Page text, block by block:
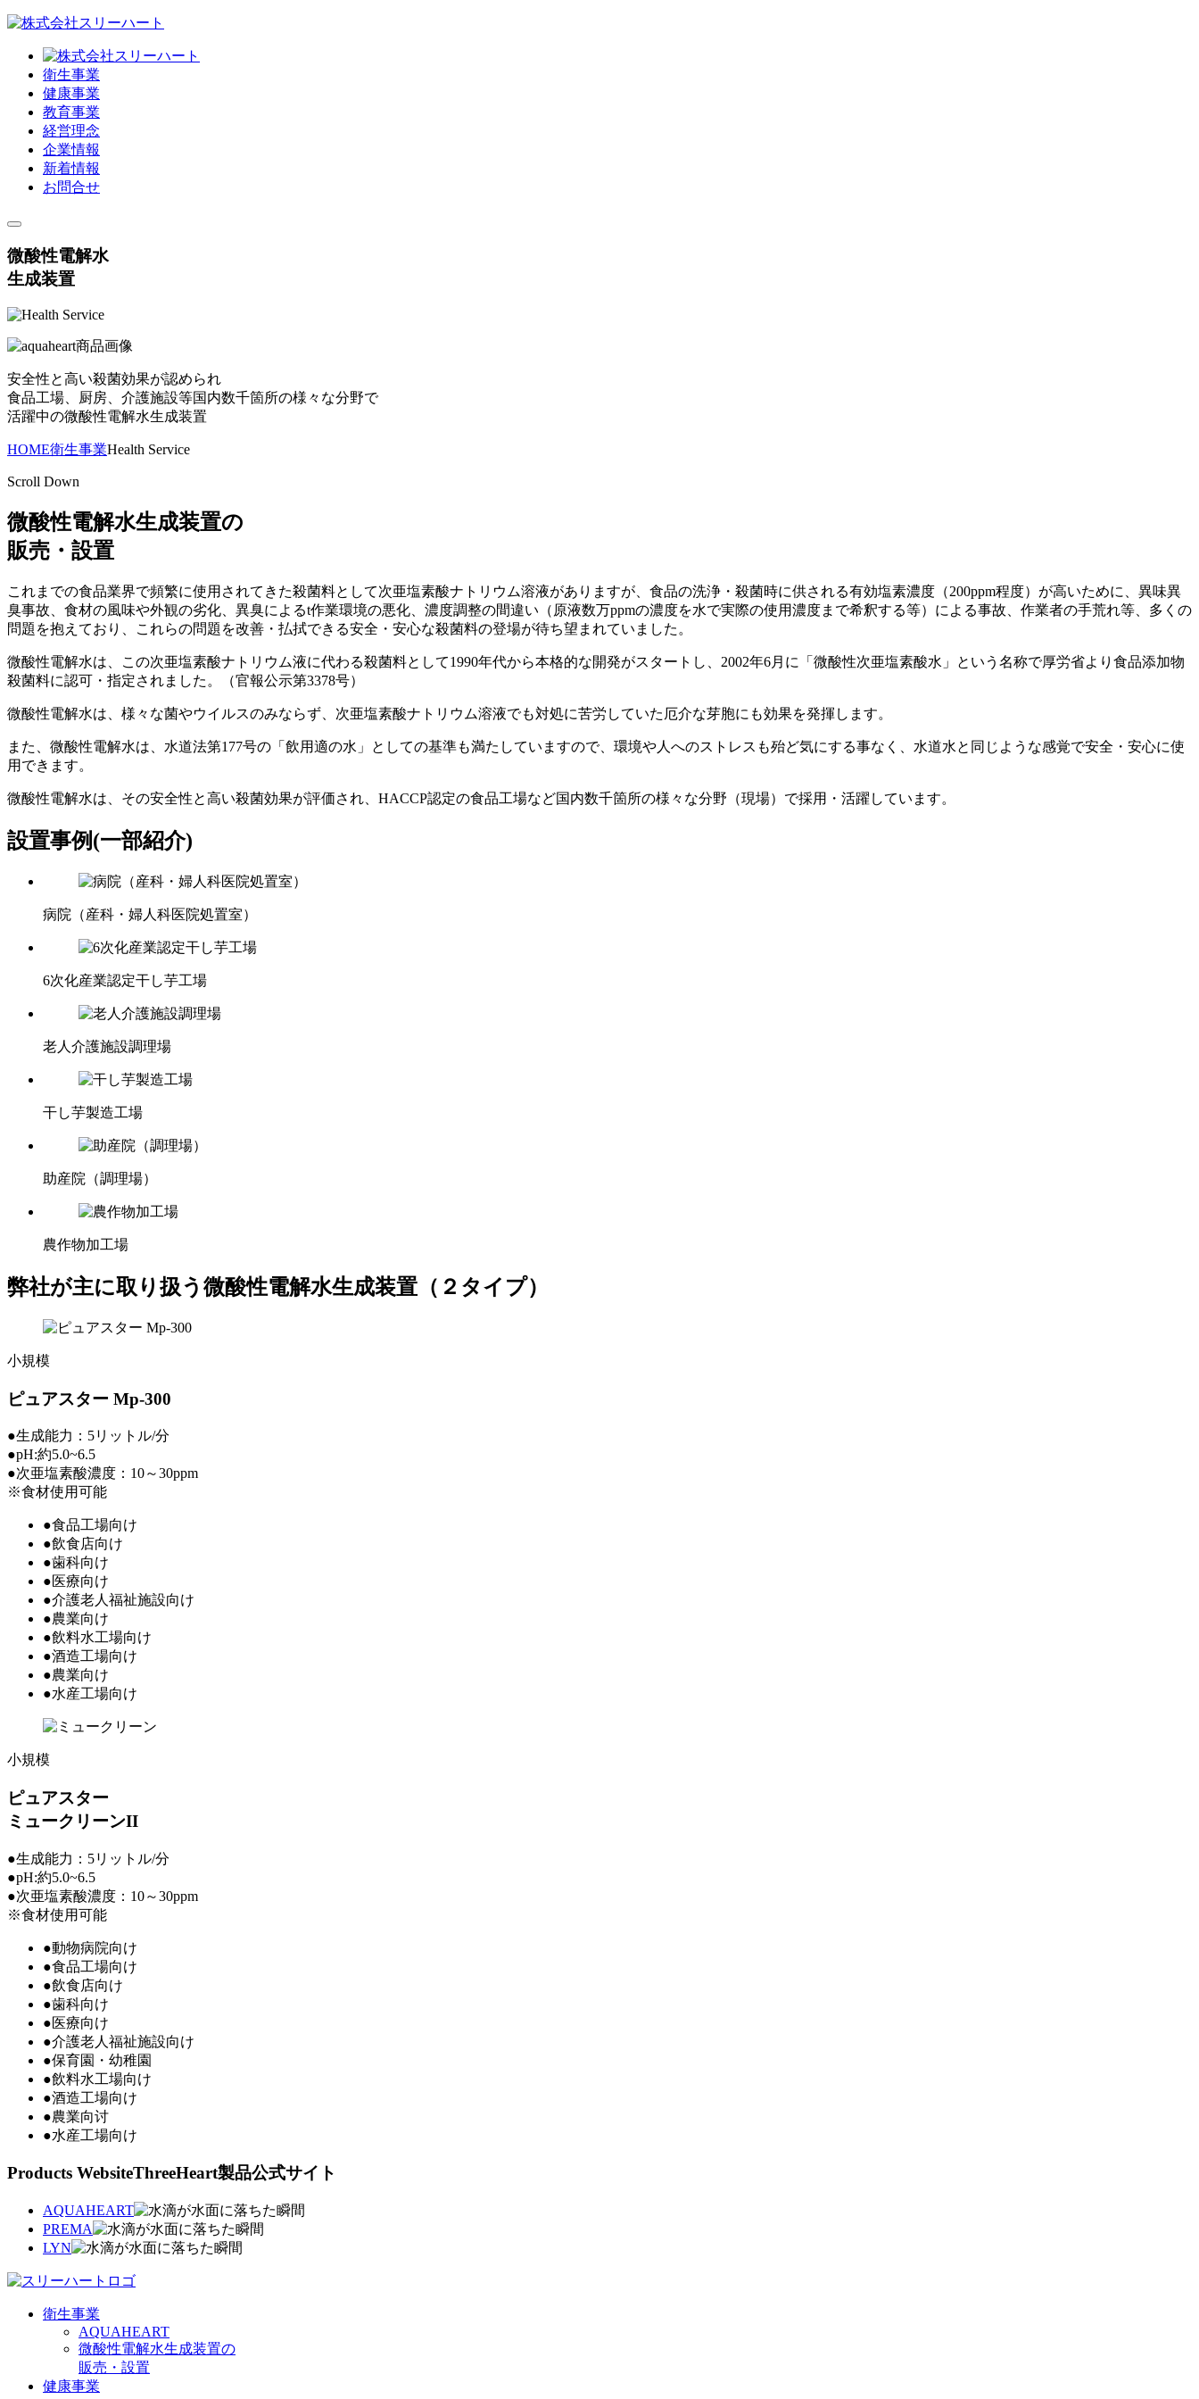
衛生事業
健康事業
教育事業
経営理念
企業情報
新着情報
お問合せ
微酸性電解水
生成装置
安全性と高い殺菌効果が認められ
食品工場、厨房、介護施設等国内数千箇所の様々な分野で
活躍中の微酸性電解水生成装置
HOME衛生事業Health Service
Scroll Down
微酸性電解水生成装置の
販売・設置
これまでの食品業界で頻繁に使用されてきた殺菌料として次亜塩素酸ナトリウム溶液がありますが、食品の洗浄・殺菌時に供される有効塩素濃度（200ppm程度）が高いために、異味異
臭事故、食材の風味や外観の劣化、異臭によるt作業環境の悪化、濃度調整の間違い（原液数万ppmの濃度を水で実際の使用濃度まで希釈する等）による事故、作業者の手荒れ等、多くの
問題を抱えており、これらの問題を改善・払拭できる安全・安心な殺菌料の登場が待ち望まれていました。
微酸性電解水は、この次亜塩素酸ナトリウム液に代わる殺菌料として1990年代から本格的な開発がスタートし、2002年6月に「微酸性次亜塩素酸水」という名称で厚労省より食品添加物
殺菌料に認可・指定されました。（官報公示第3378号）
微酸性電解水は、様々な菌やウイルスのみならず、次亜塩素酸ナトリウム溶液でも対処に苦労していた厄介な芽胞にも効果を発揮します。
また、微酸性電解水は、水道法第177号の「飲用適の水」としての基準も満たしていますので、環境や人へのストレスも殆ど気にする事なく、水道水と同じような感覚で安全・安心に使
用できます。
微酸性電解水は、その安全性と高い殺菌効果が評価され、HACCP認定の食品工場など国内数千箇所の様々な分野（現場）で採用・活躍しています。
設置事例(一部紹介)
病院（産科・婦人科医院処置室）
6次化産業認定干し芋工場
老人介護施設調理場
干し芋製造工場
助産院（調理場）
農作物加工場
弊社が主に取り扱う微酸性電解水生成装置（２タイプ）
小規模
ピュアスター Mp-300
●生成能力：5リットル/分
●pH:約5.0~6.5
●次亜塩素酸濃度：10～30ppm
※食材使用可能
●食品工場向け
●飲食店向け
●歯科向け
●医療向け
●介護老人福祉施設向け
●農業向け
●飲料水工場向け
●酒造工場向け
●農業向け
●水産工場向け
小規模
ピュアスター
ミュークリーンII
●生成能力：5リットル/分
●pH:約5.0~6.5
●次亜塩素酸濃度：10～30ppm
※食材使用可能
●動物病院向け
●食品工場向け
●飲食店向け
●歯科向け
●医療向け
●介護老人福祉施設向け
●保育園・幼稚園
●飲料水工場向け
●酒造工場向け
●農業向讨
●水産工場向け
Products WebsiteThreeHeart製品公式サイト
AQUAHEART
PREMA
LYN
衛生事業
AQUAHEART
微酸性電解水生成装置の
販売・設置
健康事業